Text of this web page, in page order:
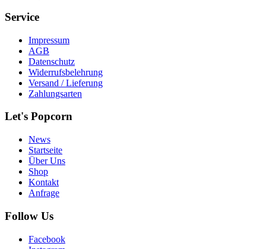
Service
Impressum
AGB
Datenschutz
Widerrufsbelehrung
Versand / Lieferung
Zahlungsarten
Let's Popcorn
News
Startseite
Über Uns
Shop
Kontakt
Anfrage
Follow Us
Facebook